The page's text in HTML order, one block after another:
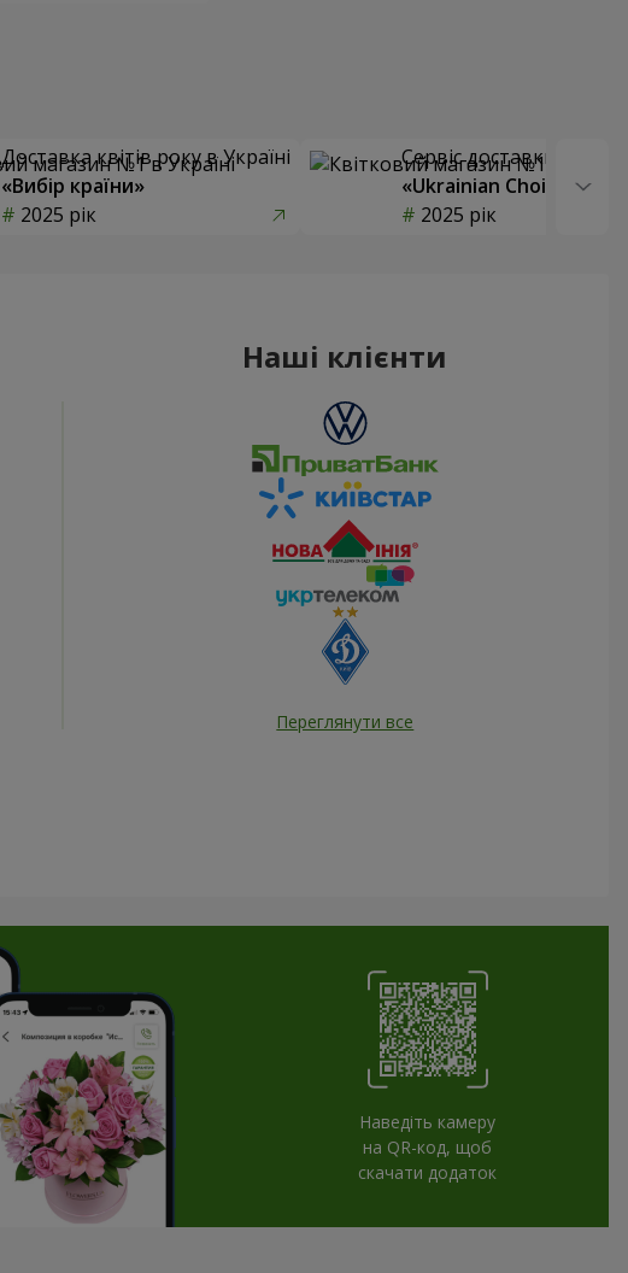
Доставка квітів року в Україні
«Вибір країни»
2025 рік
Сервіс доставки квітів
«Ukrainian Choice»
2025 рік
Наші клієнти
Переглянути все
Наведіть камеру
на QR-код, щоб
скачати додаток